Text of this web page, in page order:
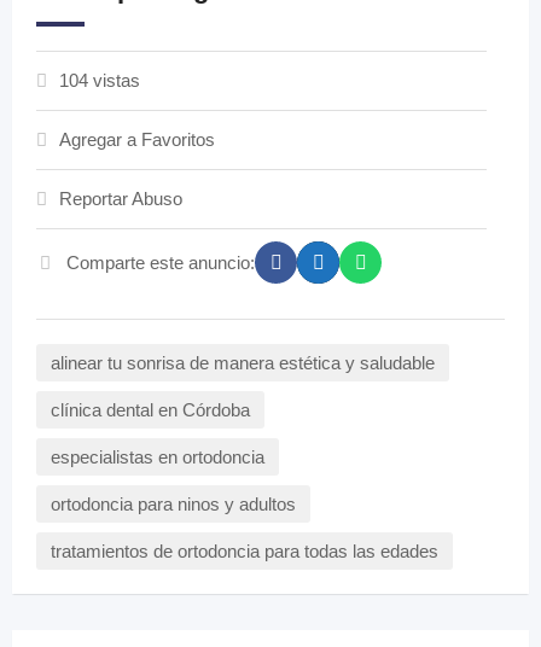
104 vistas
Agregar a Favoritos
Reportar Abuso
Comparte este anuncio:
alinear tu sonrisa de manera estética y saludable
clínica dental en Córdoba
especialistas en ortodoncia
ortodoncia para ninos y adultos
tratamientos de ortodoncia para todas las edades